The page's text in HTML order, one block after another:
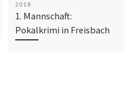
2018
1. Mannschaft:
Pokalkrimi in Freisbach